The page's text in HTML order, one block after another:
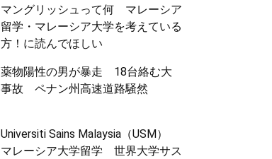
マングリッシュって何 マレーシア
留学・マレーシア大学を考えている
方！に読んでほしい
薬物陽性の男が暴走 18台絡む大
事故 ペナン州高速道路騒然
Universiti Sains Malaysia（USM）
マレーシア大学留学 世界大学サス